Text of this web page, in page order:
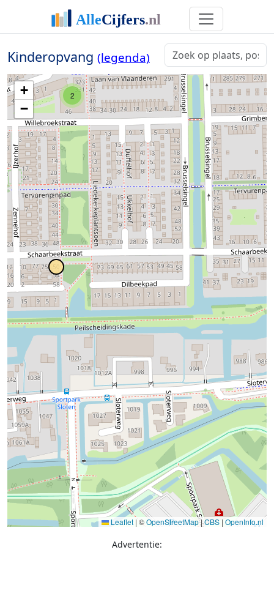
Kinderopvang (legenda)
2
+
−
Leaflet | ©OpenStreetMap|CBS | OpenInfo.nl
Advertentie: